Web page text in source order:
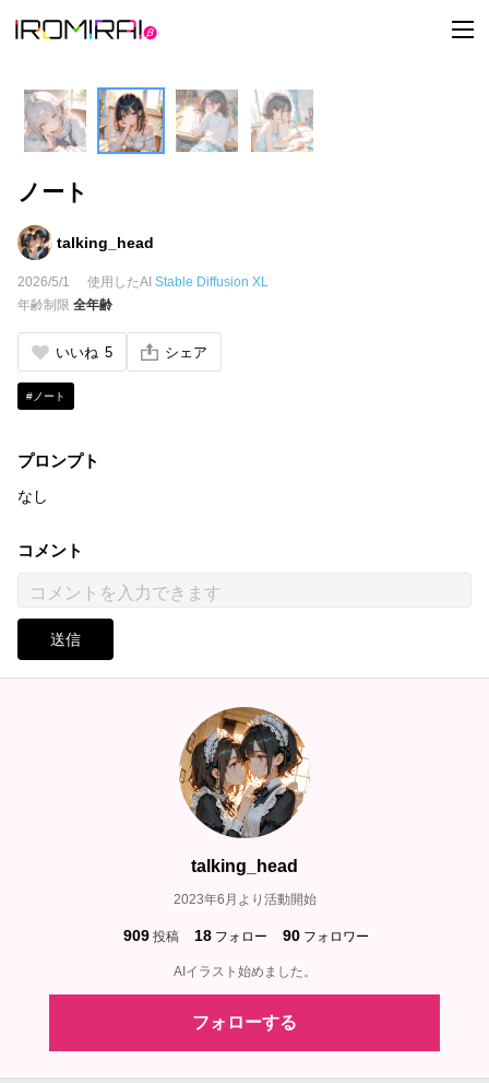
t
o
ノート
talking_head
2026/5/1 使用したAI Stable Diffusion XL
年齢制限 全年齢
いいね 5 シェア
#ノート
プロンプト
なし
コメント
送信
talking_head
2023年6月より活動開始
909 投稿 18 フォロー 90 フォロワー
AIイラスト始めました。
フォローする